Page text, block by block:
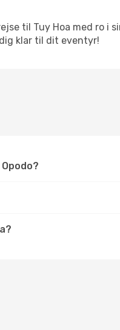
til Tuy Hoa med ro i
klar til dit eventyr!